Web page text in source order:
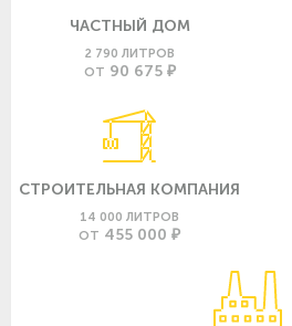
ЧАСТНЫЙ ДОМ
2 790 ЛИТРОВ
ОТ 90 675 ₽
СТРОИТЕЛЬНАЯ КОМПАНИЯ
14 000 ЛИТРОВ
ОТ 455 000 ₽